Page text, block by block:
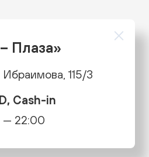
Плаза»
Ибраимова, 115/3
Cash-in
22:00